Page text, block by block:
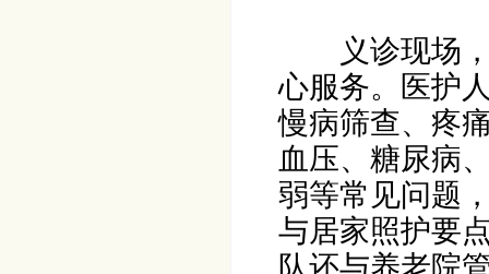
义诊现场
心服务。医护
慢病筛查、疼
血压、糖尿病
弱等常见问题
与居家照护要
队还与养老院